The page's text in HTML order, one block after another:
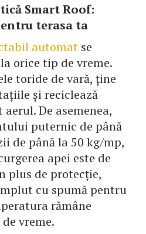
Smart Roof:
terasa ta
automat se
orice tip de vreme.
toride de vară, ține
și reciclează
De asemenea,
puternic de până
de până la 50 kg/mp,
apei este de
plus de protecție,
cu spumă pentru
rămâne
vreme.